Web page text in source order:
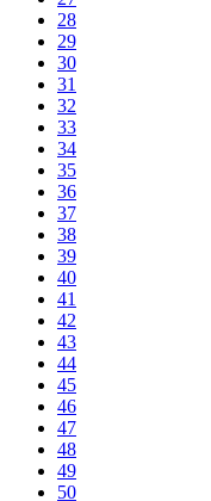
28
29
30
31
32
33
34
35
36
37
38
39
40
41
42
43
44
45
46
47
48
49
50